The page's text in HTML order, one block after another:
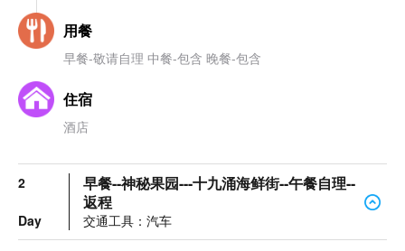
用餐
早餐-敬请自理 中餐-包含 晚餐-包含
住宿
酒店
2
Day
早餐--神秘果园---十九涌海鲜街--午餐自理--
返程
交通工具：汽车